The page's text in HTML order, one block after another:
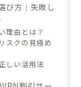
び方｜失敗し
理由とは？
スクの見極め
しい活用法